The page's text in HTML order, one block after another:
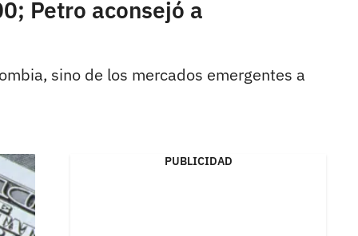
Petro aconsejó a
sino de los mercados emergentes a
PUBLICIDAD